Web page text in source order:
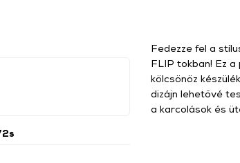
Fedezze fel a
FLIP tokban! Ez
kölcsönöz
dizájn lehetővé
a karcolások és